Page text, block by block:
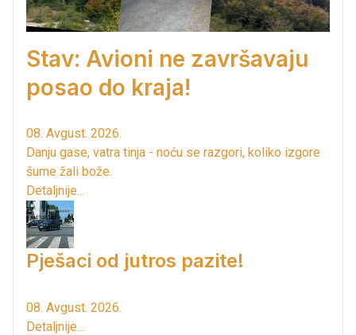
Stav: Avioni ne završavaju
posao do kraja!
08. Avgust. 2026.
Danju gase, vatra tinja - noću se razgori, koliko izgore
šume žali bože.
Detaljnije...
Pješaci od jutros pazite!
08. Avgust. 2026.
Detaljnije...